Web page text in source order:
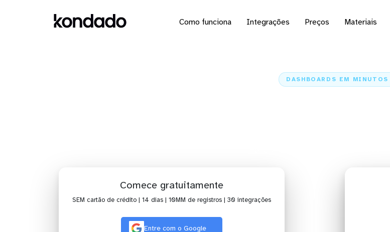
Como funciona Integrações Preços Materiais
DASHBOARDS EM MINUTOS
Comece gratuitamente
SEM cartão de crédito | 14 dias | 10MM de registros | 30 integrações
Entre com o Google